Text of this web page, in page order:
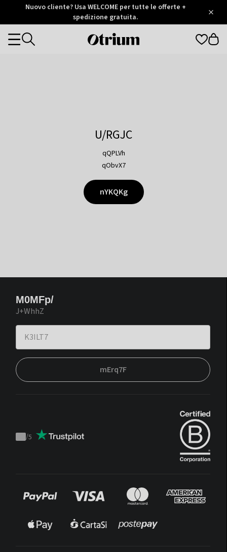
Otrium
Trustpilot
Nuovo cliente? Usa WELCOME per tutte le offerte +
spedizione gratuita.
Otrium
Categories
U/RGJC
qQPLVh
qObvX7
nYKQKg
M0MFp/
J+WhhZ
mErq7F
Trustpilot
/5